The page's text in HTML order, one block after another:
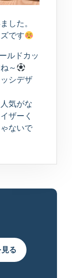
した。
です
ルドカッ
～
シデザ
気がな
ザーく
ないで
る